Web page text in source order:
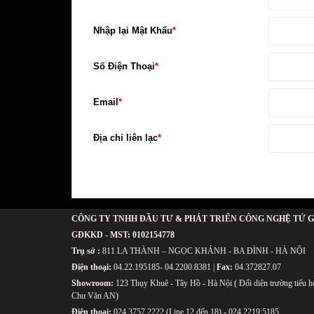
Nhập lại Mật Khẩu*
Số Điện Thoại*
Email *
Địa chỉ liên lạc*
CÔNG TY TNHH ĐẦU TƯ & PHÁT TRIỂN CÔNG NGHỆ TỨ
GÐKKD - MST: 0102154778
Trụ sở : 811 LA THÀNH – NGỌC KHÁNH - BA ĐÌNH - HÀ NỘI
Điện thoại: 04.22.195185- 04.2200.8381 | Fax: 04.372827.07
Showroom: 123 Thụy Khuê - Tây Hồ - Hà Nội ( Đối diện trường tiểu
Chu Văn AN)
Điện thoại: 024.3757.2222 (Line 12 đến 18) - 024.2219.5185